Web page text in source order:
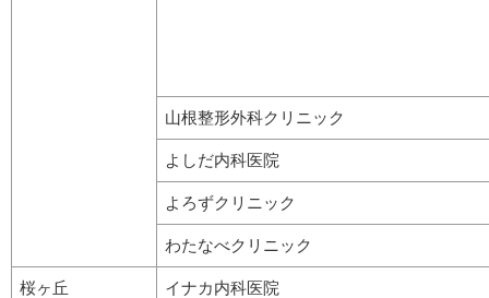
山根整形外科クリニック
よしだ内科医院
よろずクリニック
わたなべクリニック
桜ヶ丘 イナカ内科医院